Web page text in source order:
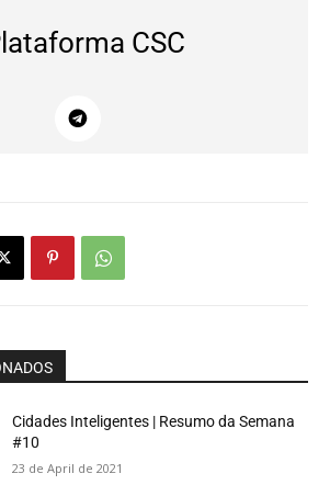
CSC
Cidades Inteligentes | Resumo da Semana
#10
23 de April de 2021